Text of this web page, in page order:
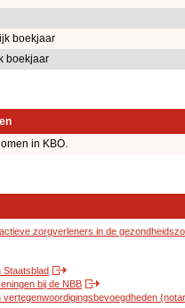
boekjaar
boekjaar
in KBO.
zorgverleners in de
Staatsblad
bij de NBB